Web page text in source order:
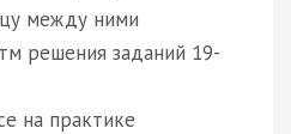
между ними
решения заданий 19-
на практике